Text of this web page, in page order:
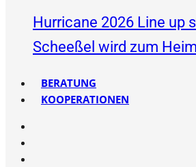
Hurricane 2026 Line up
Scheeßel wird zum
BERATUNG
KOOPERATIONEN